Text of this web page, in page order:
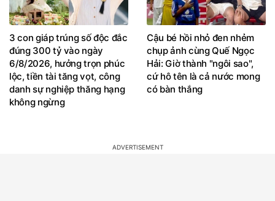
3 con giáp trúng số độc đắc
đúng 300 tỷ vào ngày
6/8/2026, hưởng trọn phúc
lộc, tiền tài tăng vọt, công
danh sự nghiệp thăng hạng
không ngừng
Cậu bé hồi nhỏ đen nhẻm
chụp ảnh cùng Quế Ngọc
Hải: Giờ thành "ngôi sao",
cứ hô tên là cả nước mong
có bàn thắng